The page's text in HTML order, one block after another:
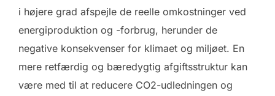
i højere grad afspejle de reelle omkostninger ved
energiproduktion og -forbrug, herunder de
negative konsekvenser for klimaet og miljøet. En
mere retfærdig og bæredygtig afgiftsstruktur kan
være med til at reducere CO2-udledningen og